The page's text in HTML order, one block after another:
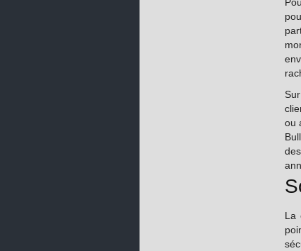
Sur
ou
La